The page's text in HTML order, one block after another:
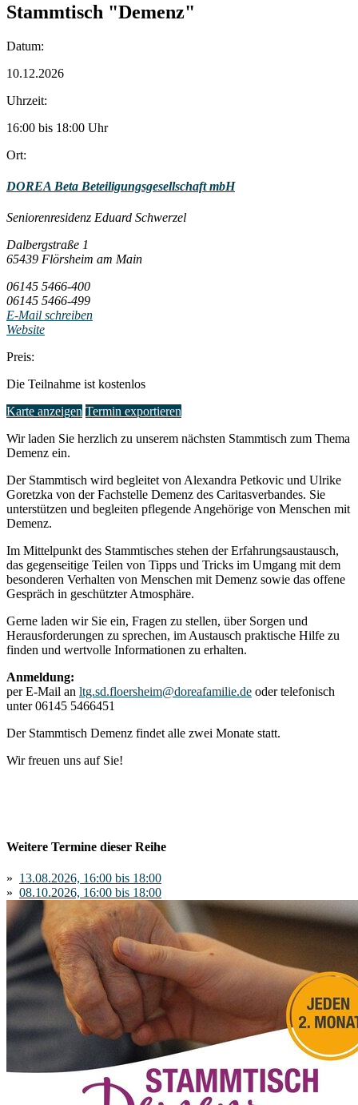
Stammtisch "Demenz"
Datum:
10.12.2026
Uhrzeit:
16:00 bis 18:00 Uhr
Ort:
DOREA Beta Beteiligungsgesellschaft mbH
Seniorenresidenz Eduard Schwerzel
Dalbergstraße 1
65439 Flörsheim am Main
06145 5466-400
06145 5466-499
E-Mail schreiben
Website
Preis:
Die Teilnahme ist kostenlos
Karte anzeigen Termin exportieren
Wir laden Sie herzlich zu unserem nächsten Stammtisch zum Thema
Demenz ein.
Der Stammtisch wird begleitet von Alexandra Petkovic und Ulrike
Goretzka von der Fachstelle Demenz des Caritasverbandes. Sie
unterstützen und begleiten pflegende Angehörige von Menschen mit
Demenz.
Im Mittelpunkt des Stammtisches stehen der Erfahrungsaustausch,
das gegenseitige Teilen von Tipps und Tricks im Umgang mit dem
besonderen Verhalten von Menschen mit Demenz sowie das offene
Gespräch in geschützter Atmosphäre.
Gerne laden wir Sie ein, Fragen zu stellen, über Sorgen und
Herausforderungen zu sprechen, im Austausch praktische Hilfe zu
finden und wertvolle Informationen zu erhalten.
Anmeldung:
per E-Mail an ltg.sd.floersheim@doreafamilie.de oder telefonisch
unter 06145 5466451
Der Stammtisch Demenz findet alle zwei Monate statt.
Wir freuen uns auf Sie!
Weitere Termine dieser Reihe
» 13.08.2026, 16:00 bis 18:00
» 08.10.2026, 16:00 bis 18:00